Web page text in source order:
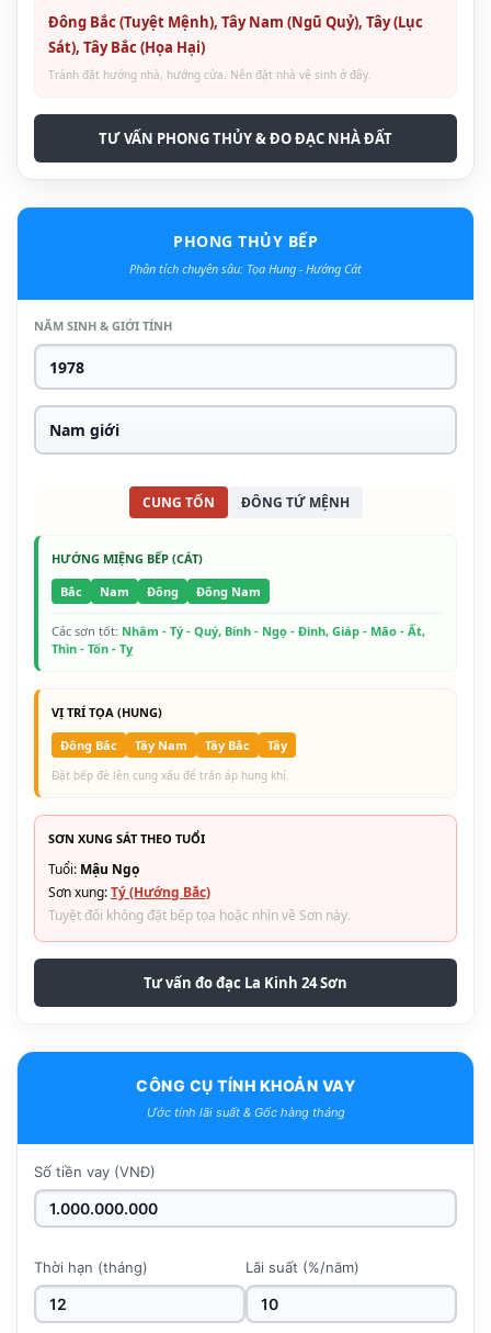
Đông Bắc (Tuyệt Mệnh), Tây Nam (Ngũ Quỷ), Tây (Lục
Sát), Tây Bắc (Họa Hại)
Tránh đặt hướng nhà, hướng cửa. Nên đặt nhà vệ sinh ở đây.
TƯ VẤN PHONG THỦY & ĐO ĐẠC NHÀ ĐẤT
PHONG THỦY BẾP
Phân tích chuyên sâu: Tọa Hung - Hướng Cát
NĂM SINH & GIỚI TÍNH
CUNG TỐN ĐÔNG TỨ MỆNH
HƯỚNG MIỆNG BẾP (CÁT)
Bắc
Nam Đông Đông Nam
Các sơn tốt: Nhâm - Tý - Quý, Bính - Ngọ - Đinh, Giáp - Mão - Ất,
Thìn - Tốn - Tỵ
VỊ TRÍ TỌA (HUNG)
Đông Bắc
Tây Nam Tây Bắc Tây
Đặt bếp đè lên cung xấu để trấn áp hung khí.
SƠN XUNG SÁT THEO TUỔI
Tuổi: Mậu Ngọ
Sơn xung:Tý (Hướng Bắc)
Tuyệt đối không đặt bếp tọa hoặc nhìn về Sơn này.
Tư vấn đo đạc La Kinh 24 Sơn
CÔNG CỤ TÍNH KHOẢN VAY
Ước tính lãi suất & Gốc hàng tháng
Số tiền vay (VNĐ)
Thời hạn (tháng) Lãi suất (%/năm)